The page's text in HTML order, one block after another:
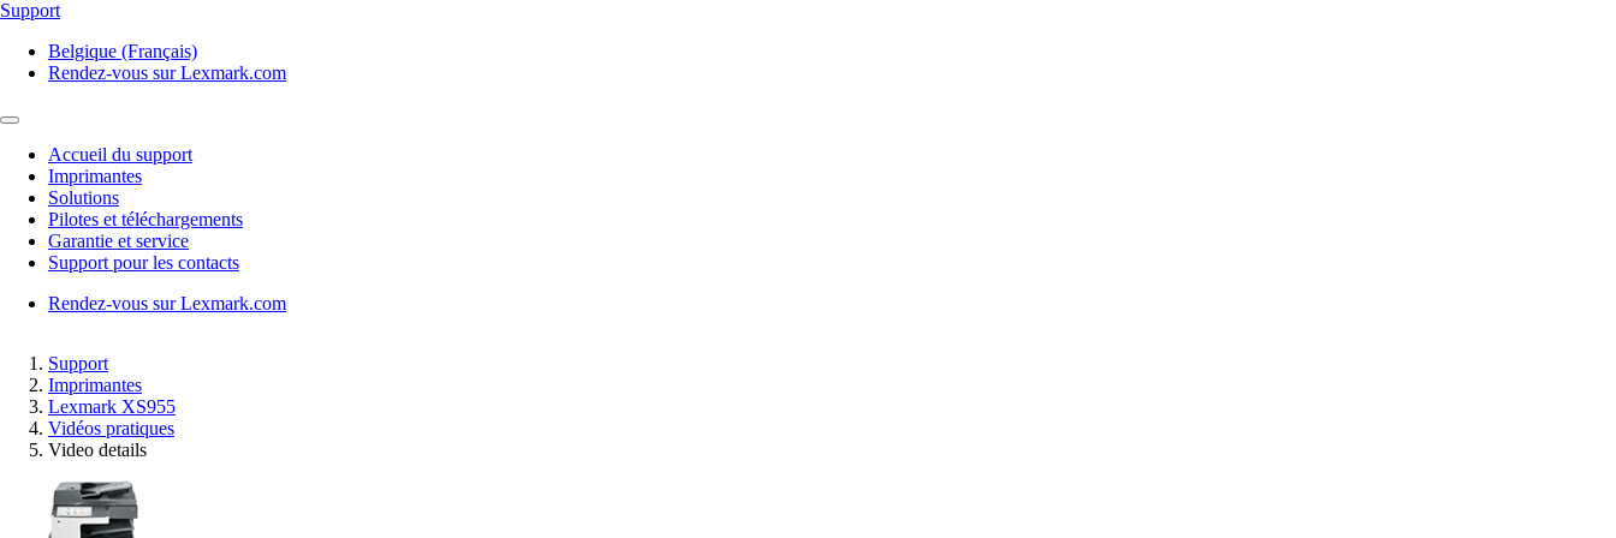
Support
Belgique (Français)
Rendez-vous sur Lexmark.com
Accueil du support
Imprimantes
Solutions
Pilotes et téléchargements
Garantie et service
Support pour les contacts
Rendez-vous sur Lexmark.com
Support
Imprimantes
Lexmark XS955
Vidéos pratiques
Video details